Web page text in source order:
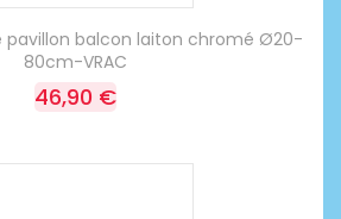
pavillon balcon laiton chromé Ø20-
80cm-VRAC
46,90 €